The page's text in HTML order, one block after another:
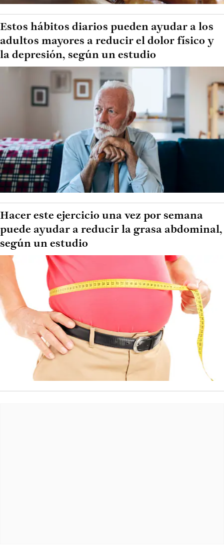
Estos hábitos diarios pueden ayudar a los
adultos mayores a reducir el dolor físico y
la depresión, según un estudio
Hacer este ejercicio una vez por semana
puede ayudar a reducir la grasa abdominal,
según un estudio